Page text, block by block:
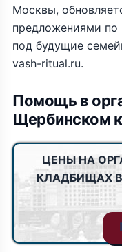
Москвы,
предложениями по
под будущие
vash-ritual.ru.
Помощь в
Щербинском
ЦЕНЫ НА
КЛАДБИЩАХ